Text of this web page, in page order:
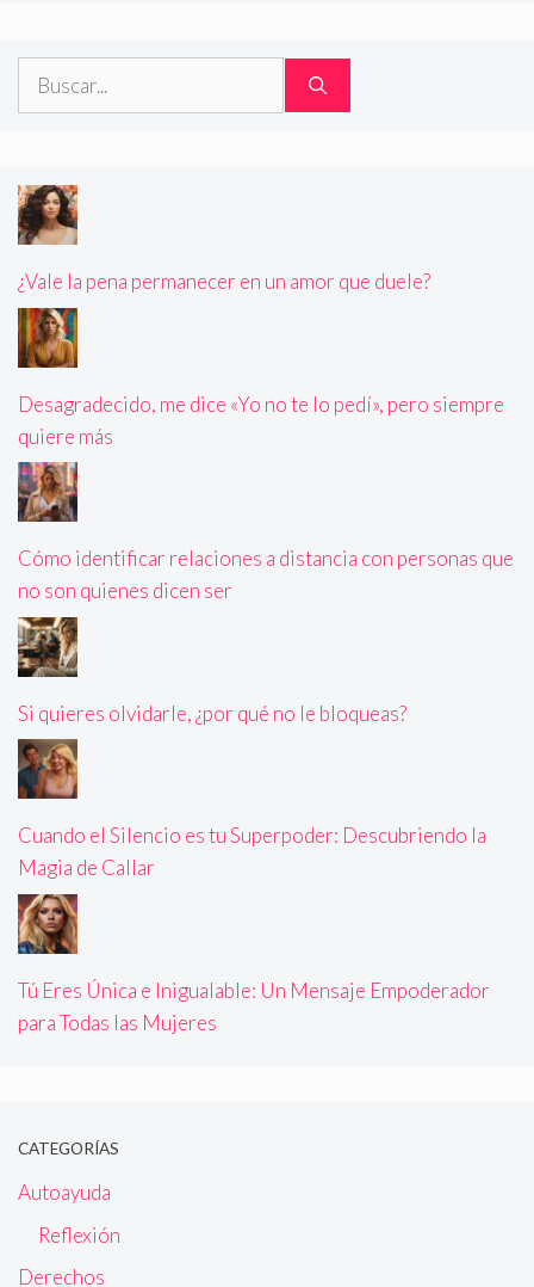
Buscar:
¿Vale la pena permanecer en un amor que duele?
Desagradecido, me dice «Yo no te lo pedí», pero siempre
quiere más
Cómo identificar relaciones a distancia con personas que
no son quienes dicen ser
Si quieres olvidarle, ¿por qué no le bloqueas?
Cuando el Silencio es tu Superpoder: Descubriendo la
Magia de Callar
Tú Eres Única e Inigualable: Un Mensaje Empoderador
para Todas las Mujeres
CATEGORÍAS
Autoayuda
Reflexión
Derechos